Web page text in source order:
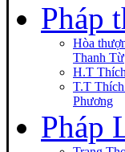
Pháp
Hòa
Thanh Từ
H.T
T.T
Phương
Pháp